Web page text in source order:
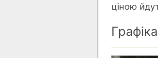
ціною
Графіка